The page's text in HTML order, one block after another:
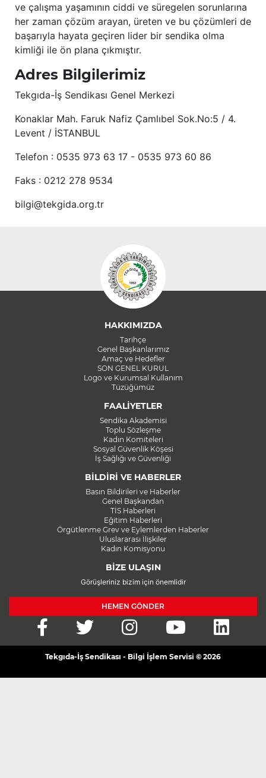
ve çalışma yaşamının ciddi ve süregelen sorunlarına
her zaman çözüm arayan, üreten ve bu çözümleri de
başarıyla hayata geçiren lider bir sendika olma
kimliği ile ön plana çıkmıştır.
Adres Bilgilerimiz
Tekgıda-İş Sendikası Genel Merkezi
Konaklar Mah. Faruk Nafiz Çamlıbel Sok.No:5 / 4.
Levent / İSTANBUL
Telefon : 0535 973 63 17 - 0535 973 60 86
Faks : 0212 278 9534
bilgi@tekgida.org.tr
HAKKIMIZDA
Tarihçe
Genel Başkanlarımız
Amaç ve Hedefler
SON GENEL KURUL
Logo ve Kurumsal Kullanım
Tüzüğümüz
FAALİYETLER
Sendika Akademisi
Toplu Sözleşme
Kadın Komiteleri
Sosyal Güvenlik Köşesi
İş Sağlığı ve Güvenliği
BİLDİRİ VE HABERLER
Basın Bildirileri ve Haberler
Genel Başkandan
TİS Haberleri
Eğitim Haberleri
Örgütlenme Grev ve Eylemlerden Haberler
Uluslararası İlişkiler
Kadın Komisyonu
BİZE ULAŞIN
Görüşleriniz bizim için önemlidir
HEMEN GÖNDER
Tekgıda-İş Sendikası - Bilgi İşlem Servisi © 2026